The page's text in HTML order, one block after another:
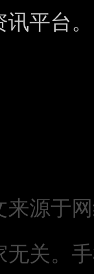
平台。
来源于
无关。